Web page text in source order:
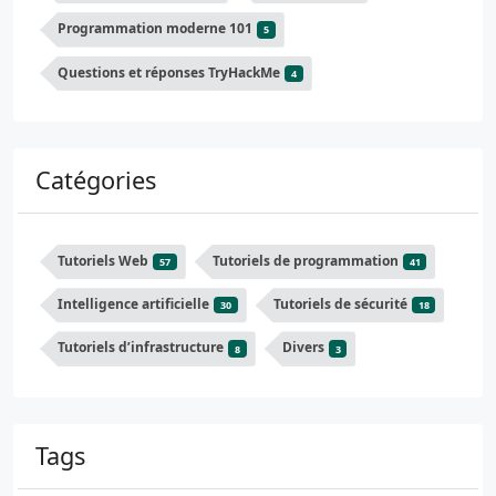
Programmation moderne 101 5
Questions et réponses TryHackMe 4
Catégories
Tutoriels Web 57 Tutoriels de programmation 41
Intelligence artificielle 30 Tutoriels de sécurité 18
Tutoriels d’infrastructure 8 Divers 3
Tags